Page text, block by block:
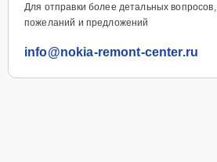
Для отправки более детальных
пожеланий и предложений
info@nokia-remont-center.ru